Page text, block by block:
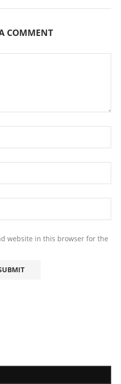
COMMENT
website in this browser for the